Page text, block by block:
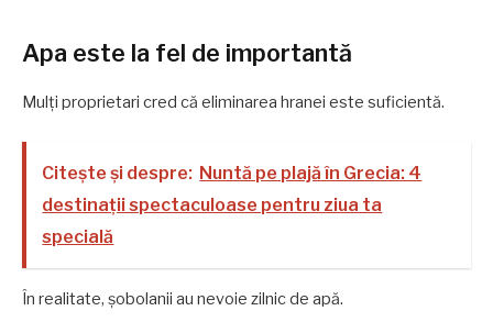
Apa este la fel de importantă
Mulți proprietari cred că eliminarea hranei este suficientă.
Citește și despre: Nuntă pe plajă în Grecia: 4
destinații spectaculoase pentru ziua ta
specială
În realitate, șobolanii au nevoie zilnic de apă.